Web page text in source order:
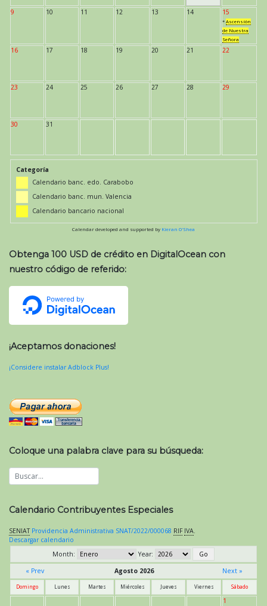
9 10 11 12 13 14 15
* Ascensión
de Nuestra
Señora
16 17 18 19 20 21 22
23 24 25 26 27 28 29
30 31
Categoría
Calendario banc. edo. Carabobo
Calendario banc. mun. Valencia
Calendario bancario nacional
Calendar developed and supported by Kieran O'Shea
Obtenga 100 USD de crédito en DigitalOcean con
nuestro código de referido:
¡Aceptamos donaciones!
¡Considere instalar Adblock Plus!
Coloque una palabra clave para su búsqueda:
Calendario Contribuyentes Especiales
SENIAT Providencia Administrativa SNAT/2022/000068 RIF IVA.
Descargar calendario
Month:
Year:
« Prev
Agosto 2026 Next »
Domingo Lunes Martes Miércoles Jueves Viernes Sábado
1